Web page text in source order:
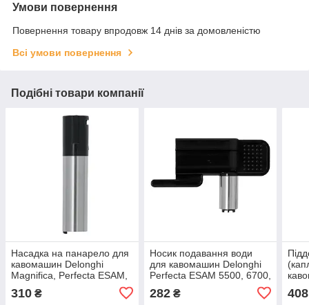
Умови повернення
Повернення товару впродовж 14 днів за домовленістю
Всі умови повернення
Подібні товари компанії
Насадка на панарело для
кавомашин Delonghi
Magnifica, Perfecta ESAM,
5513212401
310 ₴
Носик подавання води
для кавомашин Delonghi
Perfecta ESAM 5500, 6700,
282₴ 408